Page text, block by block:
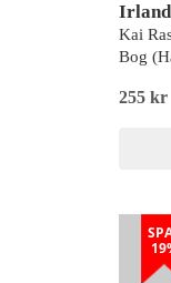
Irland
Kai
Bog
255 kr